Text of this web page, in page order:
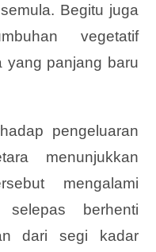
Begitu juga
vegetatif
yang panjang baru
pengeluaran
menunjukkan
mengalami
berhenti
dari segi kadar